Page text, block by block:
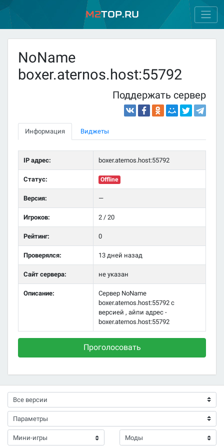
M2Top.ru
NoName
boxer.aternos.host:55792
Поддержать сервер
Информация Виджеты
IP адрес: boxer.aternos.host:55792
Статус: Offline
Версия: —
Игроков: 2 / 20
Рейтинг: 0
Проверялся: 13 дней назад
Сайт сервера: не указан
Описание:
Сервер NoName
boxer.aternos.host:55792 с
версией , айпи адрес -
boxer.aternos.host:55792
Проголосовать